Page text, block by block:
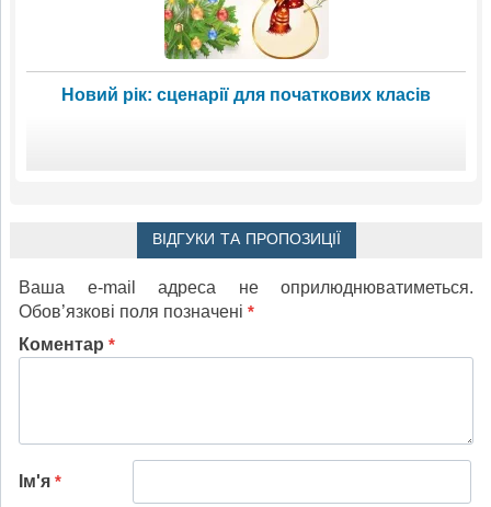
Новий рік: сценарії для початкових класів
ВІДГУКИ ТА ПРОПОЗИЦІЇ
Ваша e-mail адреса не оприлюднюватиметься.
Обов’язкові поля позначені *
Коментар *
Ім'я *